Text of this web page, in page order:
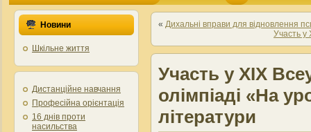
Новини
Шкільне життя
Дистанційне навчання
Професійна орієнтація
16 днів проти
насильства
« Дихальні вправи для відновлення
Участь у
Участь у XIX
олімпіаді «На
літератури